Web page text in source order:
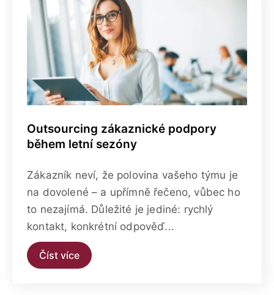
Outsourcing zákaznické podpory
během letní sezóny
Zákazník neví, že polovina vašeho týmu je
na dovolené – a upřímně řečeno, vůbec ho
to nezajímá. Důležité je jediné: rychlý
kontakt, konkrétní odpověď...
Číst více